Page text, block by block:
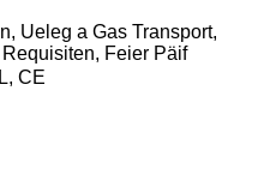
Ueleg a Gas Transport,
Feier Päif
CE